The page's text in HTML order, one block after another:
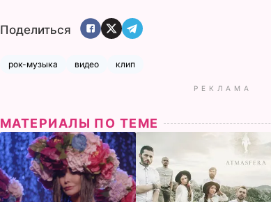
Поделиться
рок-музыка видео клип
РЕКЛАМА
МАТЕРИАЛЫ ПО ТЕМЕ